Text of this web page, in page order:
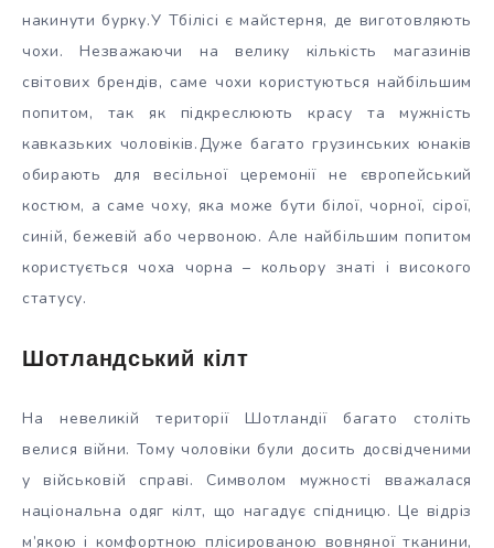
накинути бурку.У Тбілісі є майстерня, де виготовляють
чохи. Незважаючи на велику кількість магазинів
світових брендів, саме чохи користуються найбільшим
попитом, так як підкреслюють красу та мужність
кавказьких чоловіків.Дуже багато грузинських юнаків
обирають для весільної церемонії не європейський
костюм, а саме чоху, яка може бути білої, чорної, сірої,
синій, бежевій або червоною. Але найбільшим попитом
користується чоха чорна – кольору знаті і високого
статусу.
Шотландський кілт
На невеликій території Шотландії багато століть
велися війни. Тому чоловіки були досить досвідченими
у військовій справі. Символом мужності вважалася
національна одяг кілт, що нагадує спідницю. Це відріз
м’якою і комфортною плісированою вовняної тканини,